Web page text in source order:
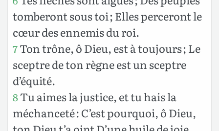
tomberont sous toi ; Elles perceront le
cœur des ennemis du roi.
7Ton trône, ô Dieu, est à toujours ; Le
sceptre de ton règne est un sceptre
d’équité.
8Tu aimes la justice, et tu hais la
méchanceté : C’est pourquoi, ô Dieu,